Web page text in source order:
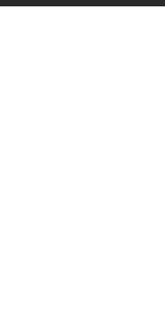
このコンテンツは掲載